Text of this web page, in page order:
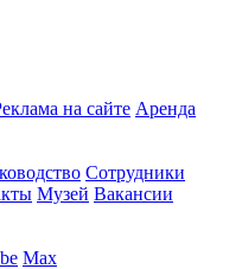
на сайте Аренда
Сотрудники
Музей Вакансии
Max